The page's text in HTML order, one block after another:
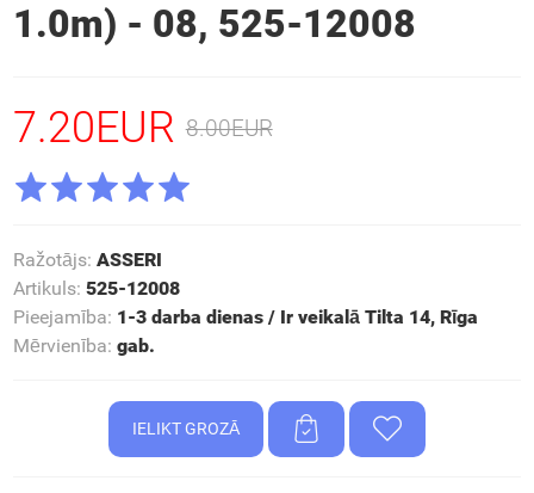
1.0m) - 08, 525-12008
7.20EUR 8.00EUR
Ražotājs: ASSERI
Artikuls: 525-12008
Pieejamība: 1-3 darba dienas / Ir veikalā Tilta 14, Rīga
Mērvienība: gab.